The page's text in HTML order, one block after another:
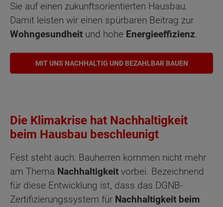
Sie auf einen zukunftsorientierten Hausbau.
Damit leisten wir einen spürbaren Beitrag zur
Wohngesundheit und hohe Energieeffizienz.
MIT UNS NACHHALTIG UND BEZAHLBAR BAUEN
Die Klimakrise hat Nachhaltigkeit
beim Hausbau beschleunigt
Fest steht auch: Bauherren kommen nicht mehr
am Thema Nachhaltigkeit vorbei. Bezeichnend
für diese Entwicklung ist, dass das DGNB-
Zertifizierungssystem für Nachhaltigkeit beim